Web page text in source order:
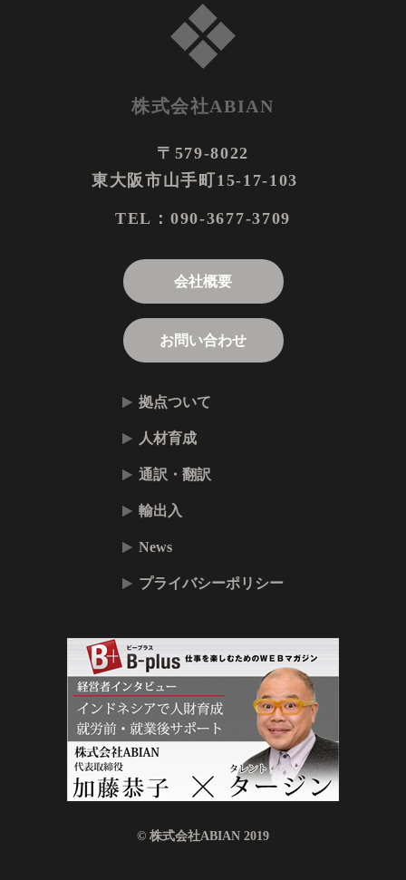
拠点ついて
人材育成
通訳・翻訳
輸出入
News
プライバシーポリシー
株式会社ABIAN
〒579-8022
東大阪市山手町15-17-103
TEL： 090-3677-3709
会社概要
お問い合わせ
© 株式会社ABIAN 2019